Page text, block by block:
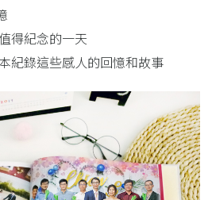
得紀念的一天
紀錄這些感人的回憶和故事